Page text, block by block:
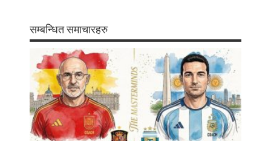
सम्बन्धित समाचारहरु